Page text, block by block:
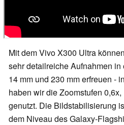
Mit dem Vivo X300 Ultra
sehr detailreiche Aufnahmen
14 mm und 230 mm erfreuen -
haben wir die Zoomstufen
genutzt. Die Bildstabilisierung
dem Niveau des Galaxy-